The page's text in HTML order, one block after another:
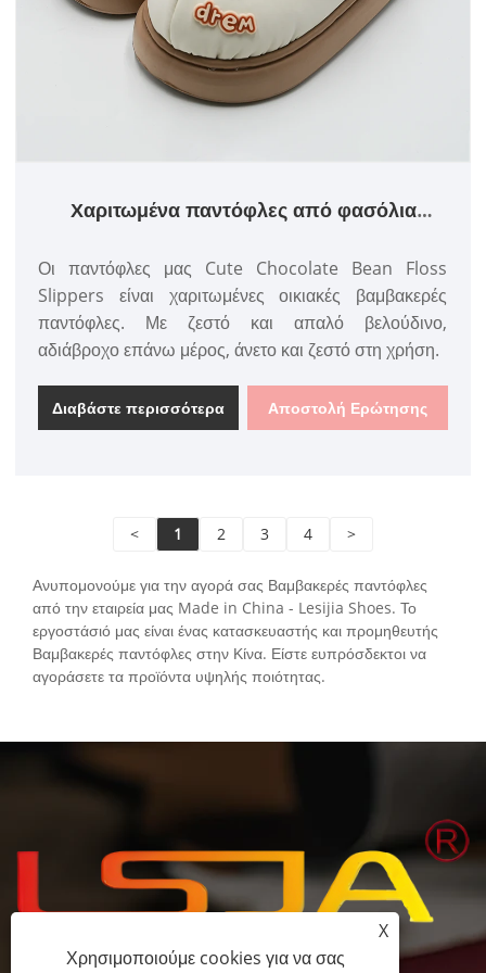
Χαριτωμένα παντόφλες από φασόλια
Οι παντόφλες μας Cute Chocolate Bean Floss
Slippers είναι χαριτωμένες οικιακές βαμβακερές
παντόφλες. Με ζεστό και απαλό βελούδινο,
αδιάβροχο επάνω μέρος, άνετο και ζεστό στη χρήση.
Διαβάστε περισσότερα Αποστολή Ερώτησης
< 1 2 3 4 >
Ανυπομονούμε για την αγορά σας Βαμβακερές παντόφλες
από την εταιρεία μας Made in China - Lesijia Shoes. Το
εργοστάσιό μας είναι ένας κατασκευαστής και προμηθευτής
Βαμβακερές παντόφλες στην Κίνα. Είστε ευπρόσδεκτοι να
αγοράσετε τα προϊόντα υψηλής ποιότητας.
X
Χρησιμοποιούμε cookies για να σας